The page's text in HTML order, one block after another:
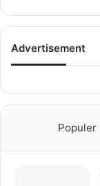
Advertisement
Populer